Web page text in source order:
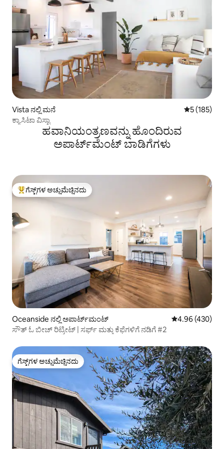
Vista ನಲ್ಲಿ ಮನೆ 5 ರಲ್ಲಿ 5
5 (185)
ಕ್ಯಾಸಿಟಾ ವಿಸ್ಟಾ
ಹವಾನಿಯಂತ್ರಣವನ್ನು ಹೊಂದಿರುವ
ಅಪಾರ್ಟ್‌ಮೆಂಟ್‌ ಬಾಡಿಗೆಗಳು
ಗೆಸ್ಟ್‌ಗಳಿಗೆ ಅತಿ ಹೆಚ್ಚು ಅಚ್ಚುಮೆಚ್ಚಿನದು
ಗೆಸ್ಟ್‌ಗಳ ಅಚ್ಚುಮೆಚ್ಚಿನದು
Oceanside ನಲ್ಲಿ ಅಪಾರ್ಟ್‌ಮಂಟ್ 5 ರಲ್ಲಿ 4.96
4.96 (430)
ಸೌತ್ ಓ ಬೀಚ್ ರಿಟ್ರೀಟ್ | ಸರ್ಫ್ ಮತ್ತು ಕೆಫೆಗಳಿಗೆ ನಡಿಗೆ #2
ಗೆಸ್ಟ್‌ಗಳ ಅಚ್ಚುಮೆಚ್ಚಿನದು
ಗೆಸ್ಟ್‌ಗಳ ಅಚ್ಚುಮೆಚ್ಚಿನದು